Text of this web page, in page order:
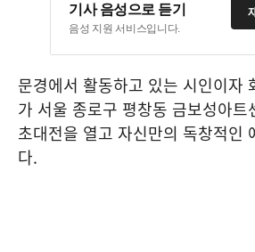
기사 음성으로 듣기
음성 지원 서비스입니다.
문경에서 활동하고 있는 시인이자
가 서울 종로구 평창동 금보성아트
초대전을 열고 자신만의 독창적인
다.